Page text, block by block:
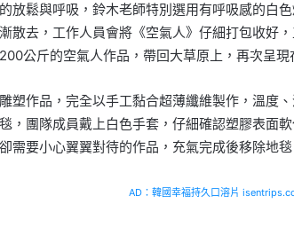
放鬆與呼吸，鈴木老師特別選用有呼吸感的白
散去，工作人員會將《空氣人》仔細打包收好
公斤的空氣人作品，帶回大草原上，再次呈現
塑作品，完全以手工黏合超薄纖維製作，溫度
，團隊成員戴上白色手套，仔細確認塑膠表面
需要小心翼翼對待的作品，充氣完成後移除地
AD：韓國幸福持久口溶片